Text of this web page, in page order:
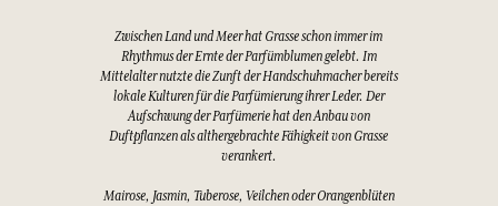
Zwischen Land und Meer hat Grasse schon immer im
Rhythmus der Ernte der Parfümblumen gelebt. Im
Mittelalter nutzte die Zunft der Handschuhmacher bereits
lokale Kulturen für die Parfümierung ihrer Leder. Der
Aufschwung der Parfümerie hat den Anbau von
Duftpflanzen als althergebrachte Fähigkeit von Grasse
verankert.
Mairose, Jasmin, Tuberose, Veilchen oder Orangenblüten